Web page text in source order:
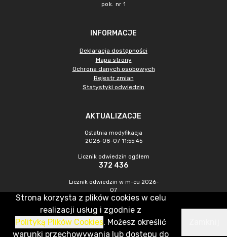
pok. nr 1
INFORMACJE
Deklaracja dostępności
Mapa strony
Ochrona danych osobowych
Rejestr zmian
Statystyki odwiedzin
AKTUALIZACJE
Ostatnia modyfikacja
2026-08-07 11:55:45
Licznik odwiedzin ogółem
372 436
Licznik odwiedzin w m-cu 2026-
07
1 140
CMS & Hosting: Nefeni Sp. z o.o.
Strona korzysta z plików cookies w celu
realizacji usług i zgodnie z
Polityką Plików Cookies. Możesz określić
warunki przechowywania lub dostępu do